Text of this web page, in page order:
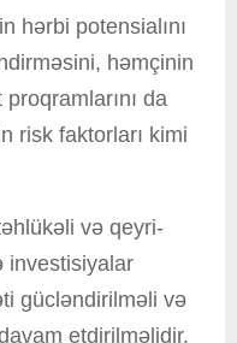
hərbi potensialını
həmçinin
da
risk faktorları kimi
və qeyri-
investisiyalar
gücləndirilməli və
etdirilməlidir.